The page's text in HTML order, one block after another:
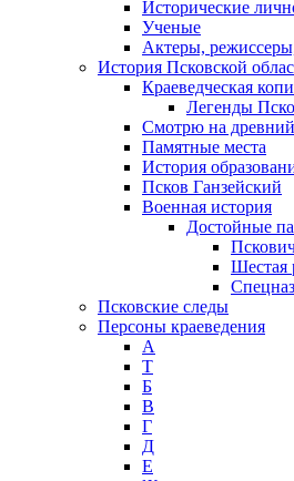
Исторические
Ученые
Актеры,
История Псковской
Краеведческая
Легенды
Смотрю на
Памятные места
История
Псков Ганзейский
Военная история
Достойные
Шестая
Спецназ
Псковские следы
Персоны краеведения
А
T
Б
В
Г
Д
Е